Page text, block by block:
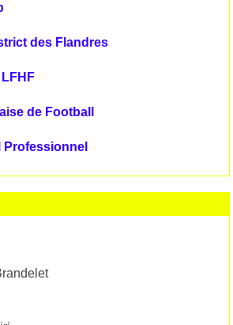
des Flandres
de Football
Professionnel